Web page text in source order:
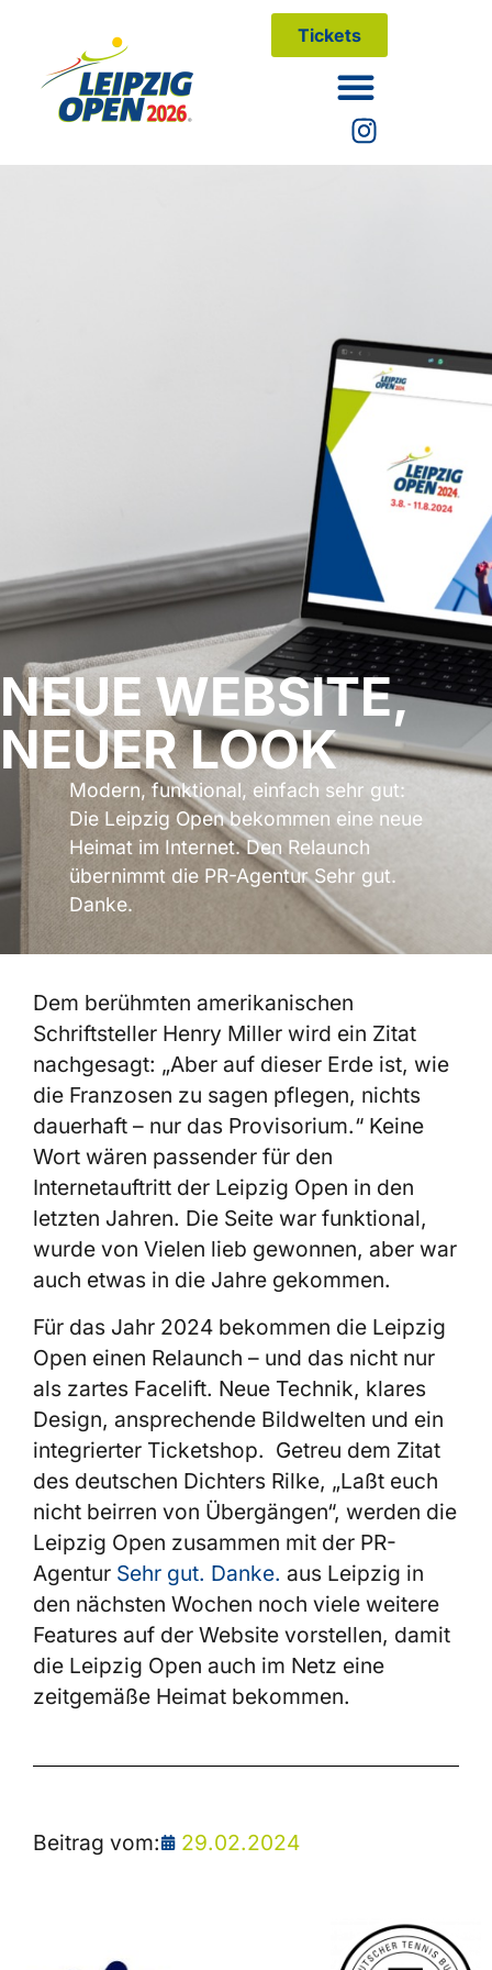
Tickets
NEUE WEBSITE,
NEUER LOOK
Modern, funktional, einfach sehr gut:
Die Leipzig Open bekommen eine neue
Heimat im Internet. Den Relaunch
übernimmt die PR-Agentur Sehr gut.
Danke.
Dem berühmten amerikanischen
Schriftsteller Henry Miller wird ein Zitat
nachgesagt: „Aber auf dieser Erde ist, wie
die Franzosen zu sagen pflegen, nichts
dauerhaft – nur das Provisorium.“ Keine
Wort wären passender für den
Internetauftritt der Leipzig Open in den
letzten Jahren. Die Seite war funktional,
wurde von Vielen lieb gewonnen, aber war
auch etwas in die Jahre gekommen.
Für das Jahr 2024 bekommen die Leipzig
Open einen Relaunch – und das nicht nur
als zartes Facelift. Neue Technik, klares
Design, ansprechende Bildwelten und ein
integrierter Ticketshop. Getreu dem Zitat
des deutschen Dichters Rilke, „Laßt euch
nicht beirren von Übergängen“, werden die
Leipzig Open zusammen mit der PR-
Agentur Sehr gut. Danke. aus Leipzig in
den nächsten Wochen noch viele weitere
Features auf der Website vorstellen, damit
die Leipzig Open auch im Netz eine
zeitgemäße Heimat bekommen.
Beitrag vom: 29.02.2024